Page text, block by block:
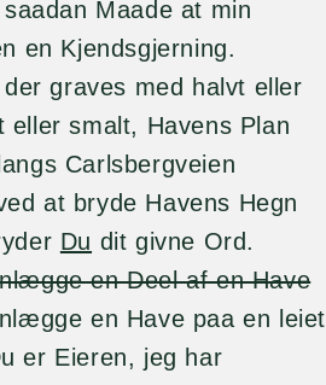
Maade at min
en Kjendsgjerning.
graves med halvt eller
smalt, Havens Plan
Carlsbergveien
at bryde Havens Hegn
Du dit givne Ord.
en Deel af en Have
en Have paa en leiet
er Eieren, jeg har